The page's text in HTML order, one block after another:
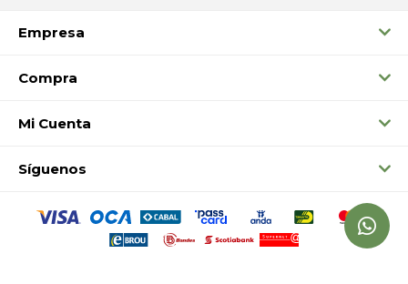
Empresa
Compra
Mi Cuenta
Síguenos